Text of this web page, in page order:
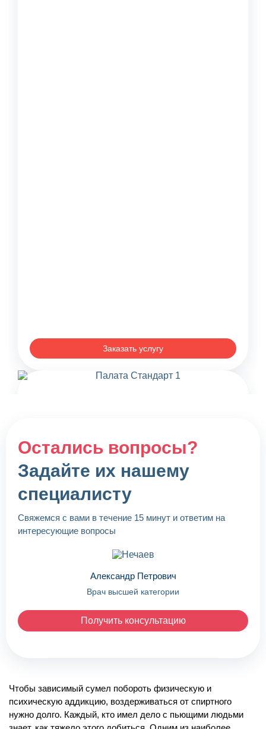
Заказать услугу
Палата «Стандарт»
5 000 ₽ / сутки
Палата на 2 человека
Предварительный сбор анализов
Постановка капельниц (очищающих и
восстанавливающих)
Круглосуточное наблюдение специалистов
3-разовое питание
Наличие душа и туалета в палате
Остались вопросы?
Задайте их нашему
специалисту
Свяжемся с вами в течение 15 минут и ответим на
интересующие вопросы
Александр Петрович
Врач высшей категории
Получить консультацию
Чтобы зависимый сумел побороть физическую и
психическую аддикцию, воздерживаться от спиртного
нужно долго. Каждый, кто имел дело с пьющими людьми